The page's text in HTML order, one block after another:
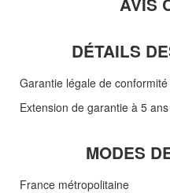
DÉTAILS
Garantie légale de
Extension de garantie à 5 ans
MODES
France métropolitaine